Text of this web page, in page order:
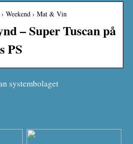
Weekend › Mat & Vin
– Super Tuscan på
PS
systembolaget